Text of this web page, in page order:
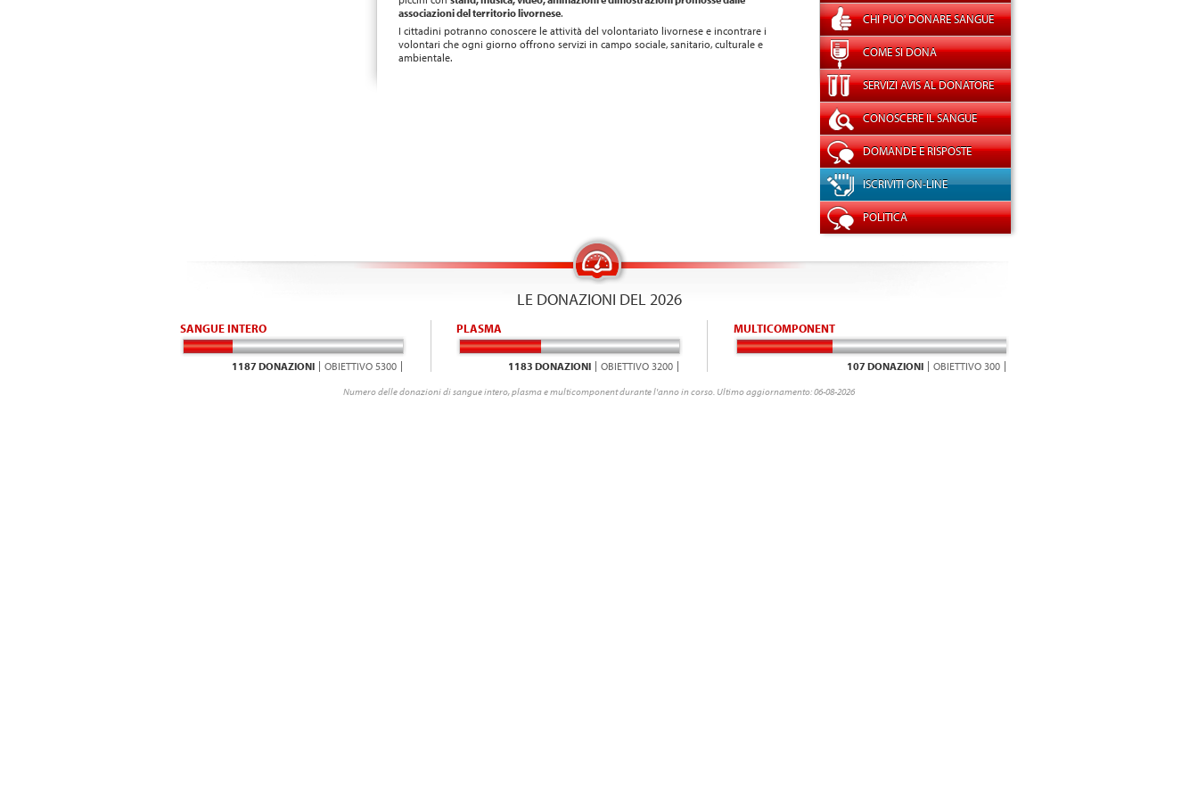
associazioni del territorio livornese.
I cittadini potranno conoscere le attività del volontariato livornese e incontrare i
volontari che ogni giorno offrono servizi in campo sociale, sanitario, culturale e
ambientale.
CHI PUO' DONARE SANGUE
COME SI DONA
SERVIZI AVIS AL DONATORE
CONOSCERE IL SANGUE
DOMANDE E RISPOSTE
ISCRIVITI ON-LINE
POLITICA
LE DONAZIONI DEL 2026
SANGUE INTERO
1187 DONAZIONI OBIETTIVO 5300
PLASMA
1183 DONAZIONI OBIETTIVO 3200
MULTICOMPONENT
107 DONAZIONI OBIETTIVO 300
Numero delle donazioni di sangue intero, plasma e multicomponent durante l'anno in corso. Ultimo aggiornamento: 06-08-2026